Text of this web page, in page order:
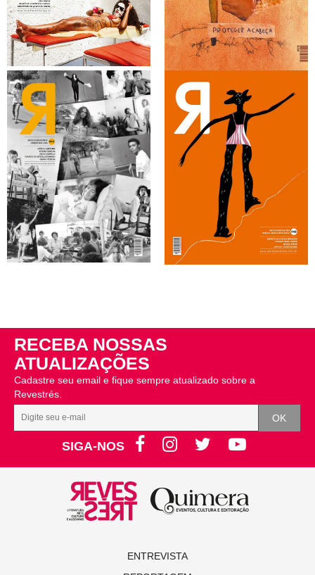
RECEBA NOSSAS
ATUALIZAÇÕES
Cadastre seu email e fique sempre atualizado sobre a
Revestrés.
SIGA-NOS
ENTREVISTA